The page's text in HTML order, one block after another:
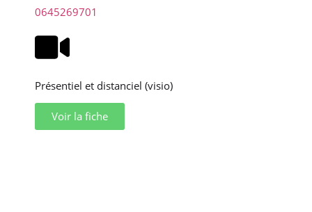
0645269701
Présentiel et distanciel (visio)
Voir la fiche